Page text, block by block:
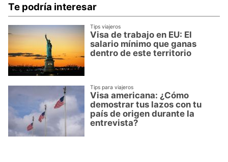
Te podría interesar
Tips viajeros
Visa de trabajo en EU: El
salario mínimo que ganas
dentro de este territorio
Tips para viajeros
Visa americana: ¿Cómo
demostrar tus lazos con tu
país de origen durante la
entrevista?